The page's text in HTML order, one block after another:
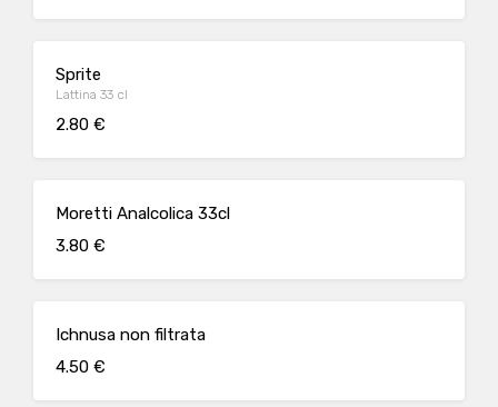
Sprite
Lattina 33 cl
2.80 €
Moretti Analcolica 33cl
3.80 €
Ichnusa non filtrata
4.50 €